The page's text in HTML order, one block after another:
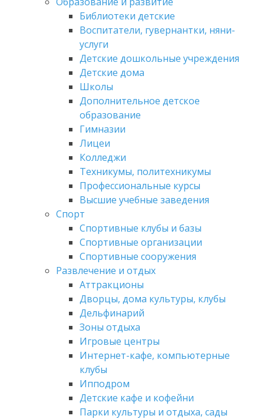
Библиотеки детские
Воспитатели, гувернантки, няни-
услуги
Детские дошкольные учреждения
Детские дома
Школы
Дополнительное детское
образование
Гимназии
Лицеи
Колледжи
Техникумы, политехникумы
Профессиональные курсы
Высшие учебные заведения
Спорт
Спортивные клубы и базы
Спортивные организации
Спортивные сооружения
Развлечение и отдых
Аттракционы
Дворцы, дома культуры, клубы
Дельфинарий
Зоны отдыха
Игровые центры
Интернет-кафе, компьютерные
клубы
Ипподром
Детские кафе и кофейни
Парки культуры и отдыха, сады